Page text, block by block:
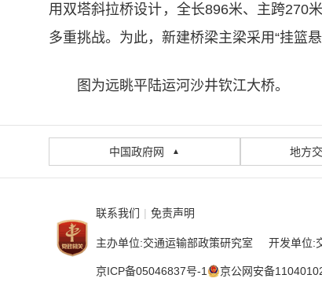
用双塔斜拉桥设计，全长896米、主跨270
多重挑战。为此，新建桥梁主梁采用“挂篮
图为远眺平陆运河沙井钦江大桥。
中国政府网 ▲ 地方
联系我们 | 免责声明
主办单位:交通运输部政策研究室 开发单位:
京ICP备05046837号-1 京公网安备